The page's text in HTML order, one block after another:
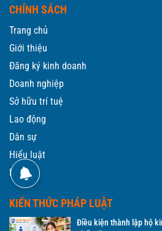
CHÍNH SÁCH
Trang chủ
Giới thiệu
Đăng ký kinh doanh
Doanh nghiệp
Sở hữu trí tuệ
Lao động
Dân sự
Hiểu luật
Liên hệ
KIẾN THỨC PHÁP LUẬT
Điều kiện thành lập hộ